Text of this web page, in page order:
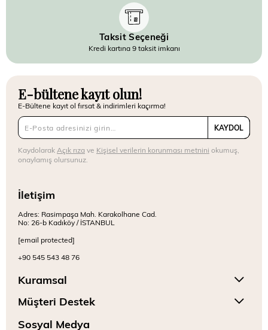
Taksit Seçeneği
Kredi kartına 9 taksit imkanı
E-bültene kayıt olun!
E-Bültene kayıt ol fırsat & indirimleri kaçırma!
KAYDOL
Kaydolarak Açık rızave Kişisel verilerin korunması metnini okumuş,
onaylamış olursunuz.
İletişim
Adres: Rasimpaşa Mah. Karakolhane Cad.
No: 26-b Kadıköy / İSTANBUL
[email protected]
+90 545 543 48 76
Kuramsal
Müşteri Destek
Sosyal Medya